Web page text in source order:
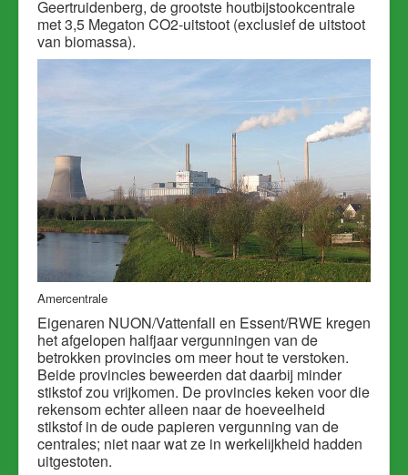
Geertruidenberg, de grootste houtbijstookcentrale
met 3,5 Megaton CO2-uitstoot (exclusief de uitstoot
van biomassa).
Amercentrale
Eigenaren NUON/Vattenfall en Essent/RWE kregen
het afgelopen halfjaar vergunningen van de
betrokken provincies om meer hout te verstoken.
Beide provincies beweerden dat daarbij minder
stikstof zou vrijkomen. De provincies keken voor die
rekensom echter alleen naar de hoeveelheid
stikstof in de oude papieren vergunning van de
centrales; niet naar wat ze in werkelijkheid hadden
uitgestoten.